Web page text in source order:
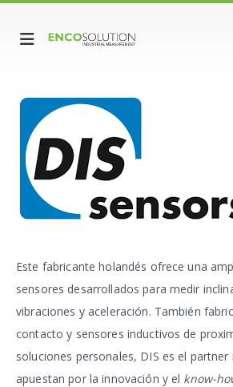
Este fabricante holandés ofrece una
sensores desarrollados para medir
vibraciones y aceleración. También
contacto y sensores inductivos de
soluciones personales, DIS es el partner
apuestan por la innovación y el know-